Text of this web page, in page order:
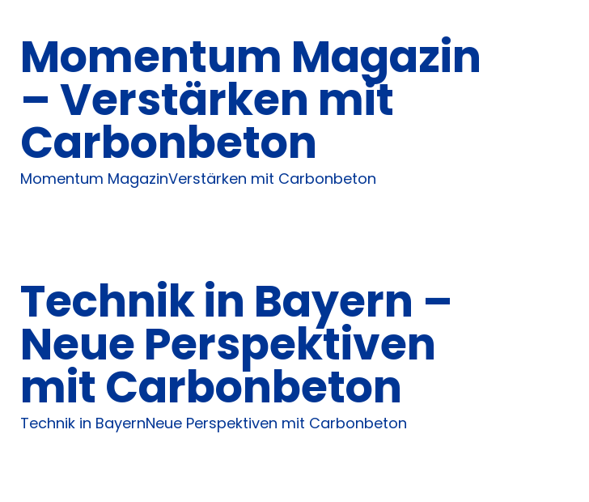
Momentum Magazin
– Verstärken mit
Carbonbeton
Momentum MagazinVerstärken mit Carbonbeton
Technik in Bayern –
Neue Perspektiven
mit Carbonbeton
Technik in BayernNeue Perspektiven mit Carbonbeton